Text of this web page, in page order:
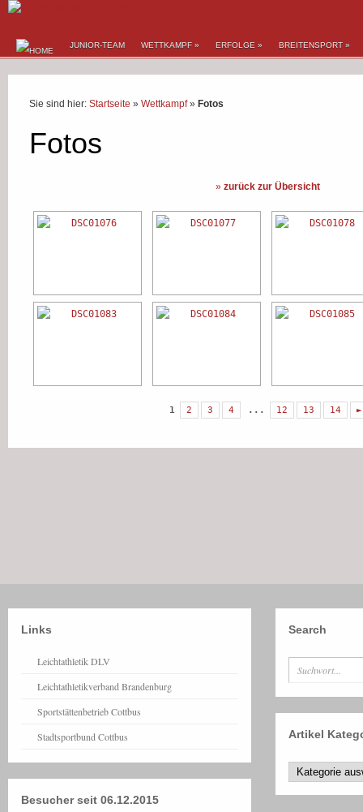
JUNIOR-TEAM WETTKAMPF » ERFOLGE » BREITENSPORT »
Sie sind hier: Startseite » Wettkampf» Fotos
Fotos
» zurück zur Übersicht
1 2 3 4 ... 12 13 14 ►
Links
Leichtathletik DLV
Leichtathletikverband Brandenburg
Sportstättenbetrieb Cottbus
Stadtsportbund Cottbus
Besucher seit 06.12.2015
Search
Artikel